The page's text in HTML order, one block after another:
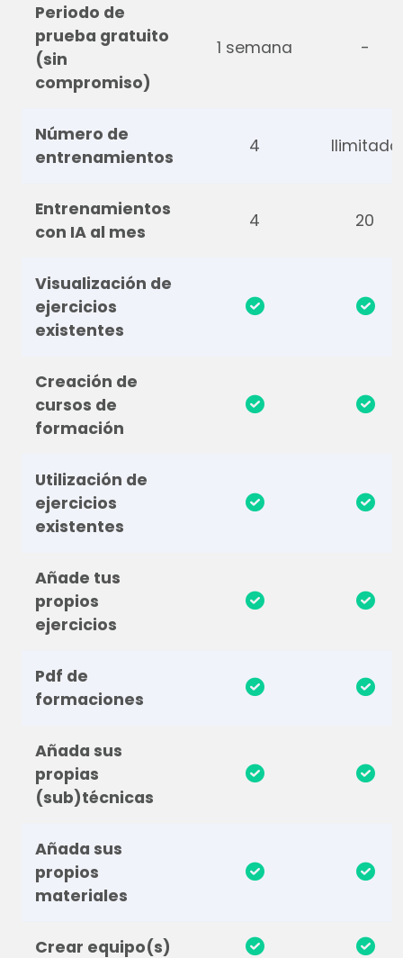
Periodo de
prueba gratuito
(sin
compromiso)
1 semana -
Número de
entrenamientos
4 Ilimitado
Entrenamientos
con IA al mes
4 20
Visualización de
ejercicios
existentes
Creación de
cursos de
formación
Utilización de
ejercicios
existentes
Añade tus
propios
ejercicios
Pdf de
formaciones
Añada sus
propias
(sub)técnicas
Añada sus
propios
materiales
Crear equipo(s)